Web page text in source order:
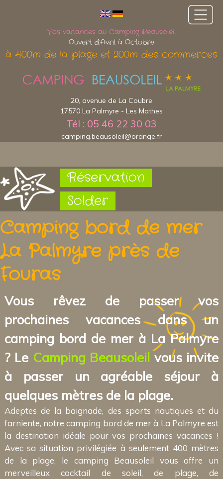
Réservation
Solder
Vos vacances au Camping Beausoleil
Ouvert d'Avril à Octobre
à 400m de la plage et 200m des commerces
20, avenue de La Coubre
17570 La Palmyre - Les Mathes
Tél : 05 46 22 30 03
camping.beausoleil@orange.fr
Camping bord de mer
La Palmyre près de
Fouras
Vous rêvez de passer vos
prochaines vacances dans un
camping bord de mer à La Palmyre
? Le Camping Beausoleil vous invite
à passer un agréable séjour à
quelques mètres de la plage.
Adeptes de la baignade, des sports nautiques et du
farniente, notre camping bord de mer à La Palmyre est
la destination idéale pour vos prochaines vacances !
Avec sa situation privilégiée à seulement 400 mètres
de la plage, le camping Beausoleil vous offre un
merveilleux cocktail de soleil, de plage, de